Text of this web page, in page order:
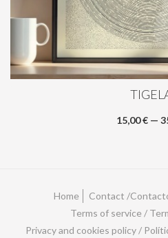
15,00 € —
Home Contact /
Terms of service /
Privacy and cookies policy /